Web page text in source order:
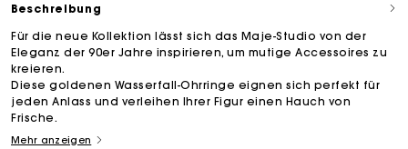
Beschreibung
Für die neue Kollektion lässt sich das Maje-Studio von der
Eleganz der 90er Jahre inspirieren, um mutige Accessoires zu
kreieren.
Diese goldenen Wasserfall-Ohrringe eignen sich perfekt für
jeden Anlass und verleihen Ihrer Figur einen Hauch von
Frische.
Mehr anzeigen